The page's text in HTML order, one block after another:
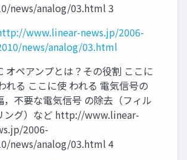
news/analog/03.html 3
www.linear-news.jp/2006-
news/analog/03.html
オペアンプとは？その役割 ここに
れる ここに使 われる 電気信号の
，不要な電気信号 の除去（フィル
ング）など http://www.linear-
2006-
news/analog/03.html 4